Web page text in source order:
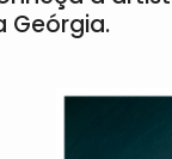
Geórgia.